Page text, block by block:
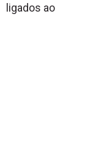
ligados ao